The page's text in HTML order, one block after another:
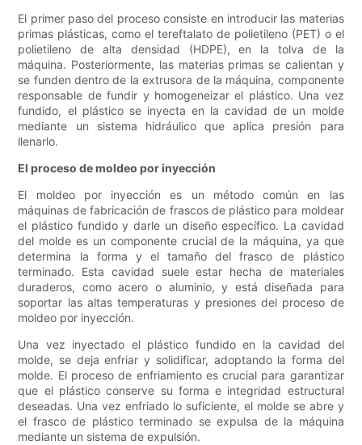
El primer paso del proceso consiste en introducir las materias
primas plásticas, como el tereftalato de polietileno (PET) o el
polietileno de alta densidad (HDPE), en la tolva de la
máquina. Posteriormente, las materias primas se calientan y
se funden dentro de la extrusora de la máquina, componente
responsable de fundir y homogeneizar el plástico. Una vez
fundido, el plástico se inyecta en la cavidad de un molde
mediante un sistema hidráulico que aplica presión para
llenarlo.
El proceso de moldeo por inyección
El moldeo por inyección es un método común en las
máquinas de fabricación de frascos de plástico para moldear
el plástico fundido y darle un diseño específico. La cavidad
del molde es un componente crucial de la máquina, ya que
determina la forma y el tamaño del frasco de plástico
terminado. Esta cavidad suele estar hecha de materiales
duraderos, como acero o aluminio, y está diseñada para
soportar las altas temperaturas y presiones del proceso de
moldeo por inyección.
Una vez inyectado el plástico fundido en la cavidad del
molde, se deja enfriar y solidificar, adoptando la forma del
molde. El proceso de enfriamiento es crucial para garantizar
que el plástico conserve su forma e integridad estructural
deseadas. Una vez enfriado lo suficiente, el molde se abre y
el frasco de plástico terminado se expulsa de la máquina
mediante un sistema de expulsión.